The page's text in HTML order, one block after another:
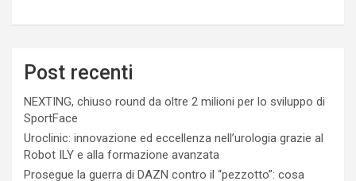
Post recenti
NEXTING, chiuso round da oltre 2 milioni per lo sviluppo di
SportFace
Uroclinic: innovazione ed eccellenza nell’urologia grazie al
Robot ILY e alla formazione avanzata
Prosegue la guerra di DAZN contro il “pezzotto”: cosa